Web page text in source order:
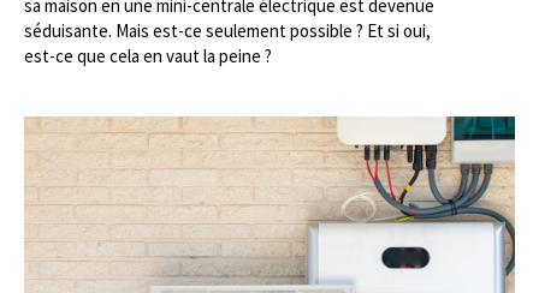
sa maison en une mini-centrale électrique est devenue
séduisante. Mais est-ce seulement possible ? Et si oui,
est-ce que cela en vaut la peine ?